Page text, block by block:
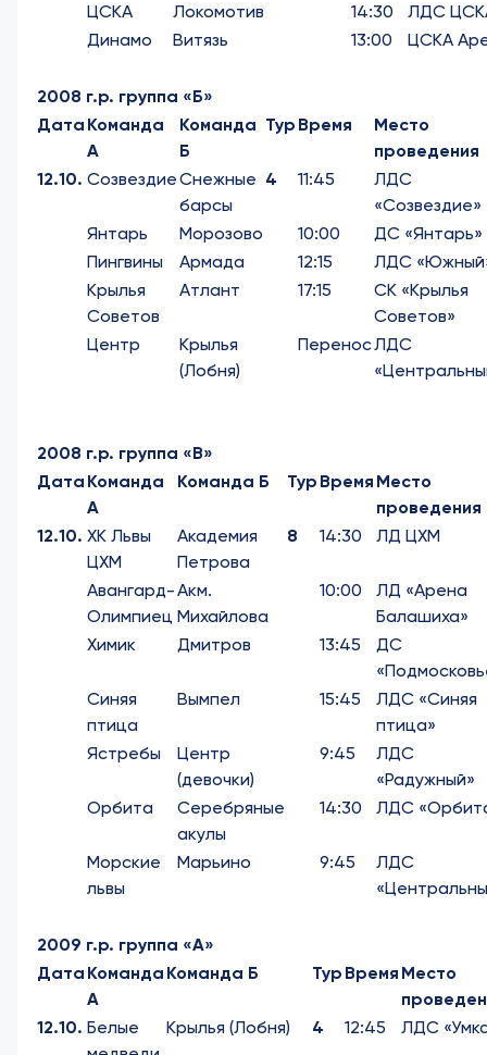
ЦСКА
Локомотив 14:30
ЛДС
Динамо
Витязь 13:00 ЦСКА
2008 г.р. группа «Б»
Дата Команда
А
Команда
Б
Тур Время
Место
проведения
12.10. СозвездиеСнежные
барсы
4 11:45
ЛДС
«Созвездие»
Янтарь
Морозово 10:00
ДС «Янтарь»
Пингвины
Армада 12:15
ЛДС
Крылья
Советов
Атлант 17:15
СК «Крылья
Советов»
Центр
Крылья
(Лобня)
ПереносЛДС
2008 г.р. группа «В»
Дата Команда
А
Команда Б Тур Время Место
проведения
12.10. ХК Львы
ЦХМ
Академия
Петрова
8 14:30 ЛД ЦХМ
Авангард-
Олимпиец
Акм.
Михайлова
10:00
ЛД «Арена
Балашиха»
Химик
Дмитров 13:45
ДС
Синяя
птица
Вымпел 15:45
ЛДС «Синяя
птица»
Ястребы
Центр
(девочки)
9:45
ЛДС
«Радужный»
Орбита
Серебряные
акулы
14:30 ЛДС
Морские
львы
Марьино 9:45
ЛДС
2009 г.р. группа «А»
Дата Команда
А
Команда Б Тур Время Место
12.10. Белые
Крылья (Лобня) 4 12:45 ЛДС